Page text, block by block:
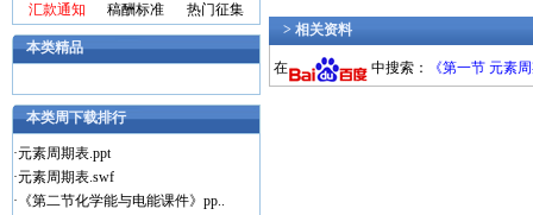
汇款通知
稿酬标准 热门征集
本类精品
本类周下载排行
·元素周期表.ppt
·元素周期表.swf
· 《第二节化学能与电能课件》pp..
> 相关资料
在 中搜索： 《第一节 元素